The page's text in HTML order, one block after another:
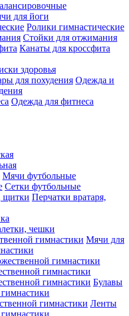
для йоги
Ролики гимнастические
Стойки для отжимания
Канаты для кроссфита
здоровья
Одежда и
Одежда для фитнеса
Мячи футбольные
Сетки футбольные
Перчатки вратаря,
чешки
Мячи для
гимнастики
Булавы
Ленты